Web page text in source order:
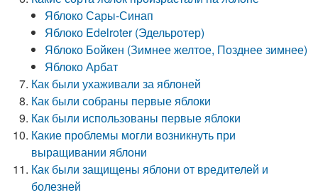
Яблоко Сары-Синап
Яблоко Edelroter (Эдельротер)
Яблоко Бойкен (Зимнее желтое, Позднее зимнее)
Яблоко Арбат
Как были ухаживали за яблоней
Как были собраны первые яблоки
Как были использованы первые яблоки
Какие проблемы могли возникнуть при
выращивании яблони
Как были защищены яблони от вредителей и
болезней